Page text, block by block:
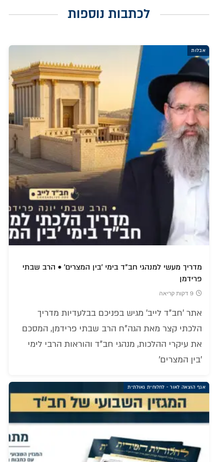
לכתבות נוספות
אבלות
מדריך מעשי למנהגי חב"ד בימי 'בין המצרים' • הרב שבתי
פרידמן
9 דקות קריאה
אתר 'חב"ד לייב' מגיש בפניכם בבלעדיות מדריך
הלכתי קצר מאת הגה"ח הרב שבתי פרידמן, המסכם
את עיקרי ההלכות, מנהגי חב"ד והוראות הרבי לימי
'בין המצרים'
אגף הוצאה לאור - לחלוחית גאולתית